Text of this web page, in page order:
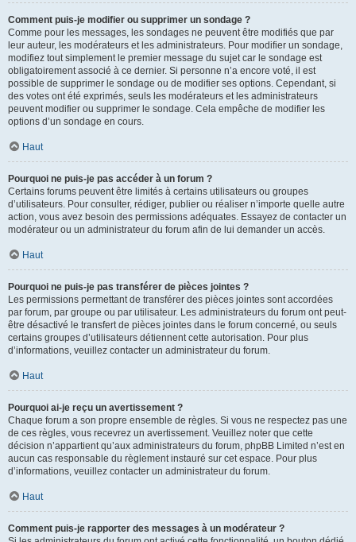
Comment puis-je modifier ou supprimer un sondage ?
Comme pour les messages, les sondages ne peuvent être modifiés que par
leur auteur, les modérateurs et les administrateurs. Pour modifier un sondage,
modifiez tout simplement le premier message du sujet car le sondage est
obligatoirement associé à ce dernier. Si personne n’a encore voté, il est
possible de supprimer le sondage ou de modifier ses options. Cependant, si
des votes ont été exprimés, seuls les modérateurs et les administrateurs
peuvent modifier ou supprimer le sondage. Cela empêche de modifier les
options d’un sondage en cours.
Haut
Pourquoi ne puis-je pas accéder à un forum ?
Certains forums peuvent être limités à certains utilisateurs ou groupes
d’utilisateurs. Pour consulter, rédiger, publier ou réaliser n’importe quelle autre
action, vous avez besoin des permissions adéquates. Essayez de contacter un
modérateur ou un administrateur du forum afin de lui demander un accès.
Haut
Pourquoi ne puis-je pas transférer de pièces jointes ?
Les permissions permettant de transférer des pièces jointes sont accordées
par forum, par groupe ou par utilisateur. Les administrateurs du forum ont peut-
être désactivé le transfert de pièces jointes dans le forum concerné, ou seuls
certains groupes d’utilisateurs détiennent cette autorisation. Pour plus
d’informations, veuillez contacter un administrateur du forum.
Haut
Pourquoi ai-je reçu un avertissement ?
Chaque forum a son propre ensemble de règles. Si vous ne respectez pas une
de ces règles, vous recevrez un avertissement. Veuillez noter que cette
décision n’appartient qu’aux administrateurs du forum, phpBB Limited n’est en
aucun cas responsable du règlement instauré sur cet espace. Pour plus
d’informations, veuillez contacter un administrateur du forum.
Haut
Comment puis-je rapporter des messages à un modérateur ?